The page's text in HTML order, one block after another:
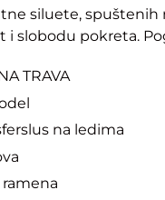
siluete, spuštenih
slobodu pokreta.
TRAVA
na ledima